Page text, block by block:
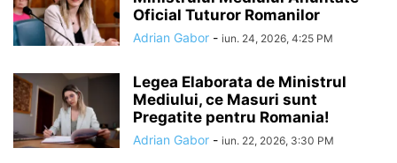
Oficial Tuturor Romanilor
Adrian Gabor - iun. 24, 2026, 4:25 PM
Legea Elaborata de Ministrul
Mediului, ce Masuri sunt
Pregatite pentru Romania!
Adrian Gabor - iun. 22, 2026, 3:30 PM